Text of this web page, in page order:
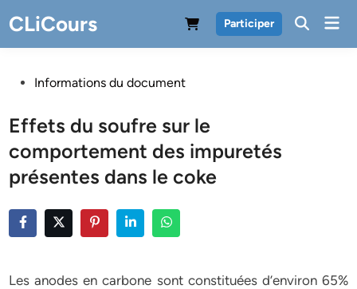
to
content
CLiCours Participer
PostedInformations du document
Effets du soufre sur le
comportement des impuretés
présentes dans le coke
Les anodes en carbone sont constituées d’environ 65%